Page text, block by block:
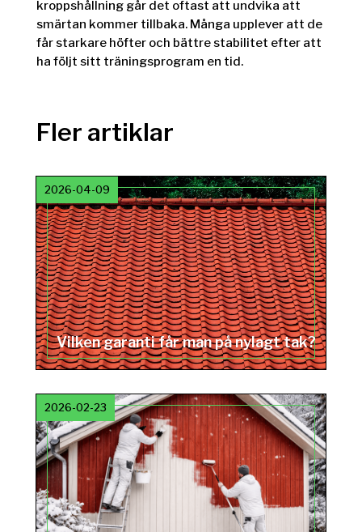
kroppshållning går det oftast att undvika att
smärtan kommer tillbaka. Många upplever att de
får starkare höfter och bättre stabilitet efter att
ha följt sitt träningsprogram en tid.
Fler artiklar
Vilken garanti får man på nylagt tak?
2026-04-09
2026-02-23